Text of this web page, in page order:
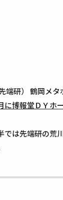
研） 鶴岡メ
に博報堂ＤＹホ
は先端研の荒